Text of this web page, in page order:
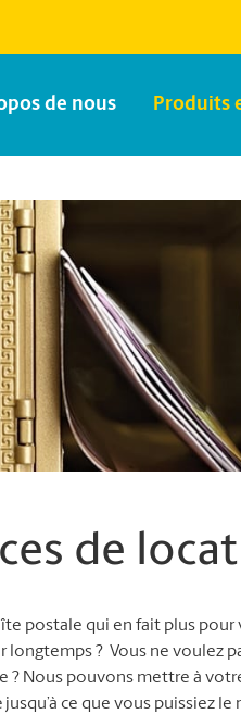
de nous Produits
de
postale qui en fait plus pour
longtemps ? Vous ne voulez
? Nous pouvons mettre à
ce que vous puissiez le